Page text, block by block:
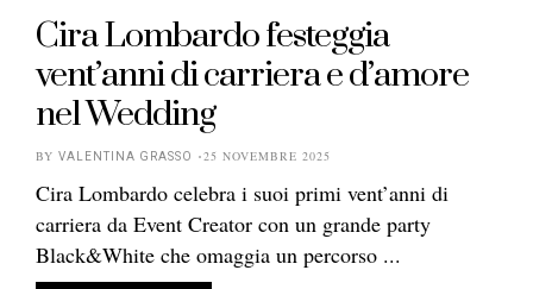
Cira Lombardo festeggia
vent’anni di carriera e d’amore
nel Wedding
BY VALENTINA GRASSO 25 NOVEMBRE 2025
Cira Lombardo celebra i suoi primi vent’anni di
carriera da Event Creator con un grande party
Black&White che omaggia un percorso ...